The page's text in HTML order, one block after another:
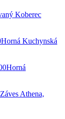
Koberec
Horná Kuchynská
Horná
Záves Athena,